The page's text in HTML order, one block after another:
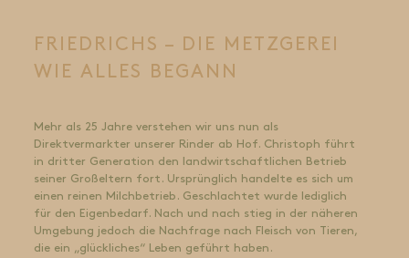
FRIEDRICHS – DIE METZGEREI
WIE ALLES BEGANN
Mehr als 25 Jahre verstehen wir uns nun als
Direktvermarkter unserer Rinder ab Hof. Christoph führt
in dritter Generation den landwirtschaftlichen Betrieb
seiner Großeltern fort. Ursprünglich handelte es sich um
einen reinen Milchbetrieb. Geschlachtet wurde lediglich
für den Eigenbedarf. Nach und nach stieg in der näheren
Umgebung jedoch die Nachfrage nach Fleisch von Tieren,
die ein „glückliches“ Leben geführt haben.